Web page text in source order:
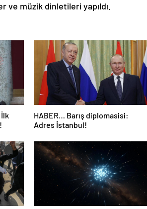
ve müzik dinletileri yapıldı.
İlk
HABER… Barış diplomasisi:
Adres İstanbul!